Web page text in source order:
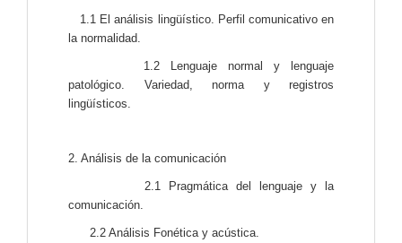
1.1 El análisis lingüístico. Perfil comunicativo en
la normalidad.
1.2
Lenguaje normal y lenguaje
patológico. Variedad, norma y registros
lingüísticos.
2. Análisis de la comunicación
2.1 Pragmática del lenguaje y la
comunicación.
2.2 Análisis Fonética y acústica.